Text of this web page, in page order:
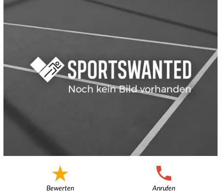
Bewerten Anrufen